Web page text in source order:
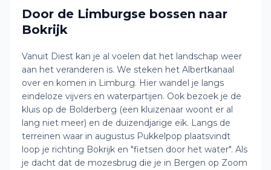
Door de Limburgse bossen naar
Bokrijk
Vanuit Diest kan je al voelen dat het landschap weer
aan het veranderen is. We steken het Albertkanaal
over en komen in Limburg. Hier wandel je langs
eindeloze vijvers en waterpartijen. Ook bezoek je de
kluis op de Bolderberg (een kluizenaar woont er al
lang niet meer) en de duizendjarige eik. Langs de
terreinen waar in augustus Pukkelpop plaatsvindt
loop je richting Bokrijk en "fietsen door het water". Als
je dacht dat de mozesbrug die je in Bergen op Zoom